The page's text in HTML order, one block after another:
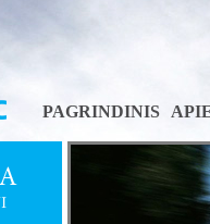
PAGRINDINIS